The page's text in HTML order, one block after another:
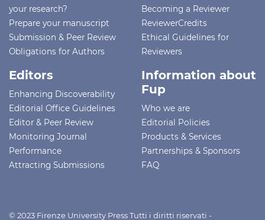
your research?
Prepare your manuscript
Submission & Peer Review
Obligations for Authors
Becoming a Reviewer
ReviewerCredits
Ethical Guidelines for
Reviewers
Editors
Enhancing Discoverability
Editorial Office Guidelines
Editor & Peer Review
Monitoring Journal
Performance
Attracting Submissions
Information about
Fup
Who we are
Editorial Policies
Products & Services
Partnerships & Sponsors
FAQ
© 2023 Firenze University Press Tutti i diritti riservati -